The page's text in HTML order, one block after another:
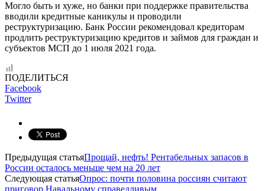
Могло быть и хуже, но банки при поддержке правительства
вводили кредитные каникулы и проводили
реструктуризацию. Банк России рекомендовал кредиторам
продлить реструктуризацию кредитов и займов для граждан и
субъектов МСП до 1 июля 2021 года.
ПОДЕЛИТЬСЯ
Facebook
Twitter
Предыдущая статьяПрощай, нефть! Рентабельных запасов в
России осталось меньше чем на 20 лет
Следующая статьяОпрос: почти половина россиян считают
приговор Навальному справедливым